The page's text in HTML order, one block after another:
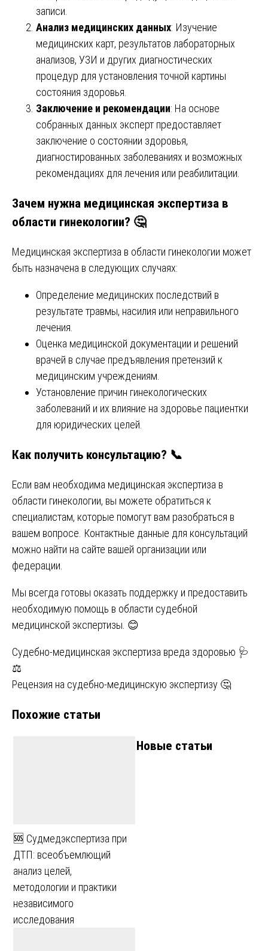
записи.
Анализ медицинских данных: Изучение
медицинских карт, результатов лабораторных
анализов, УЗИ и других диагностических
процедур для установления точной картины
состояния здоровья.
Заключение и рекомендации: На основе
собранных данных эксперт предоставляет
заключение о состоянии здоровья,
диагностированных заболеваниях и возможных
рекомендациях для лечения или реабилитации.
Зачем нужна медицинская экспертиза в
области гинекологии? 🤔
Медицинская экспертиза в области гинекологии может
быть назначена в следующих случаях:
Определение медицинских последствий в
результате травмы, насилия или неправильного
лечения.
Оценка медицинской документации и решений
врачей в случае предъявления претензий к
медицинским учреждениям.
Установление причин гинекологических
заболеваний и их влияние на здоровье пациентки
для юридических целей.
Как получить консультацию? 📞
Если вам необходима медицинская экспертиза в
области гинекологии, вы можете обратиться к
специалистам, которые помогут вам разобраться в
вашем вопросе. Контактные данные для консультаций
можно найти на сайте вашей организации или
федерации.
Мы всегда готовы оказать поддержку и предоставить
необходимую помощь в области судебной
медицинской экспертизы. 😊
Навигация
по
Судебно-медицинская экспертиза вреда здоровью 🩺
⚖️
Рецензия на судебно-медицинскую экспертизу 🤔
Похожие статьи
🆘 Судмедэкспертиза при
ДТП: всеобъемлющий
анализ целей,
методологии и практики
независимого
исследования
Новые статьи